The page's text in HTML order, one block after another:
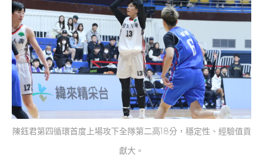
陳鈺君第四循環首度上場攻下全隊第二高18分，穩定性、經驗值貢
獻大。